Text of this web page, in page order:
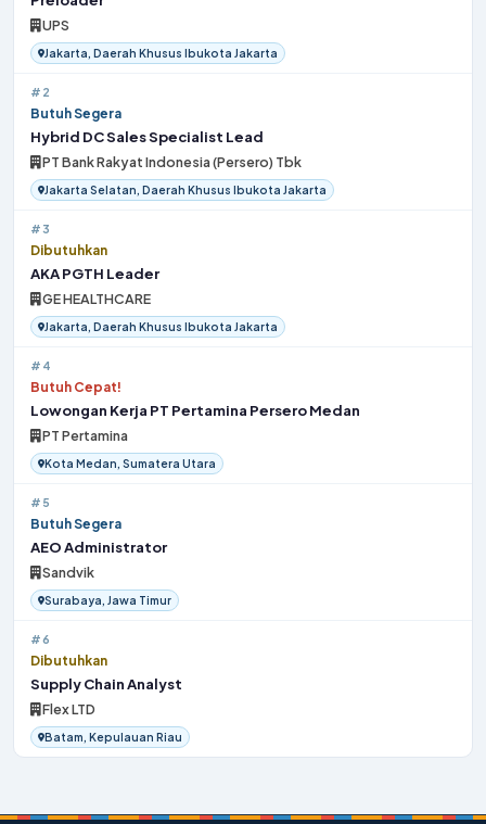
UPS
Jakarta, Daerah Khusus Ibukota Jakarta
#2
Butuh Segera
Hybrid DC Sales Specialist Lead
PT Bank Rakyat Indonesia (Persero) Tbk
Jakarta Selatan, Daerah Khusus Ibukota Jakarta
#3
Dibutuhkan
AKA PGTH Leader
GE HEALTHCARE
Jakarta, Daerah Khusus Ibukota Jakarta
#4
Butuh Cepat!
Lowongan Kerja PT Pertamina Persero Medan
PT Pertamina
Kota Medan, Sumatera Utara
#5
Butuh Segera
AEO Administrator
Sandvik
Surabaya, Jawa Timur
#6
Dibutuhkan
Supply Chain Analyst
Flex LTD
Batam, Kepulauan Riau